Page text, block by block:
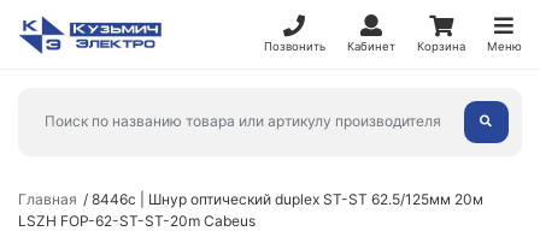
Позвонить Кабинет Корзина Меню
Главная
8446c | Шнур оптический duplex ST-ST 62.5/125мм 20м
LSZH FOP-62-ST-ST-20m Cabeus